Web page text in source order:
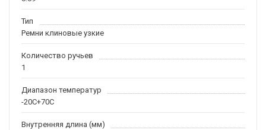
Тип
Ремни клиновые узкие
Количество ручьев
1
Диапазон температур
-20С+70С
Внутренняя длина (мм)